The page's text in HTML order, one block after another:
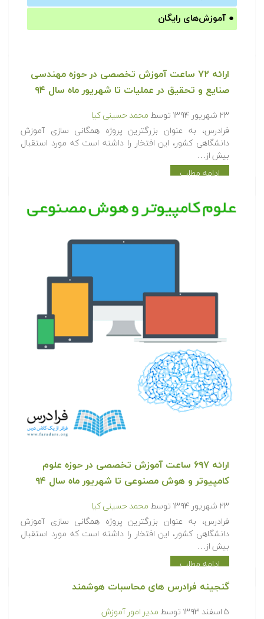
● آموزش‌های رایگان
ارائه ۷۲ ساعت آموزش تخصصی در حوزه مهندسی
صنایع و تحقیق در عملیات تا شهریور ماه سال ۹۴
۲۳ شهریور ۱۳۹۴ توسط محمد حسینی کیا
فرادرس، به عنوان بزرگترین پروژه همگانی سازی آموزش
دانشگاهی کشور، این افتخار را داشته است که مورد استقبال
بیش از…
ادامه مطلب
ارائه ۶۹۷ ساعت آموزش تخصصی در حوزه علوم
کامپیوتر و هوش مصنوعی تا شهریور ماه سال ۹۴
۲۳ شهریور ۱۳۹۴ توسط محمد حسینی کیا
فرادرس، به عنوان بزرگترین پروژه همگانی سازی آموزش
دانشگاهی کشور، این افتخار را داشته است که مورد استقبال
بیش از…
ادامه مطلب
گنجینه فرادرس های محاسبات هوشمند
۵ اسفند ۱۳۹۳ توسط مدیر امور آموزش